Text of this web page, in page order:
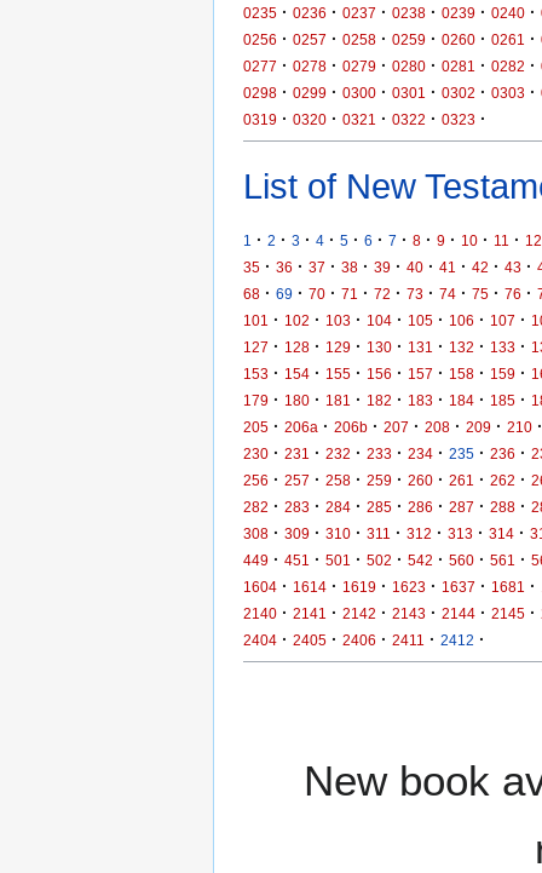
0235 · 0236 · 0237 · 0238 · 0239 · 0240 ·
0256 · 0257 · 0258 · 0259 · 0260 · 0261 ·
0277 · 0278 · 0279 · 0280 · 0281 · 0282 ·
0298 · 0299 · 0300 · 0301 · 0302 · 0303 ·
0319 · 0320 · 0321 · 0322 · 0323 ·
List of New
1 · 2 · 3 · 4 · 5 · 6 · 7 · 8 · 9 · 10 · 11 · 12
35 · 36 · 37 · 38 · 39 · 40 · 41 · 42 · 43 ·
68 · 69 · 70 · 71 · 72 · 73 · 74 · 75 · 76 ·
101
· 102 · 103 · 104 · 105 · 106 · 107 ·
127 · 128 · 129 · 130 · 131 · 132 · 133 ·
153 · 154 · 155 · 156 · 157 · 158 · 159 ·
179 · 180 · 181 · 182 · 183 · 184 · 185 ·
205 · 206a · 206b · 207 · 208 · 209 · 210 ·
230 · 231 · 232 · 233 · 234 · 235 · 236 ·
256 · 257 · 258 · 259 · 260 · 261 · 262 ·
282 · 283 · 284 · 285 · 286 · 287 · 288 ·
308 · 309 · 310 · 311 · 312 · 313 · 314 ·
449 · 451 · 501 · 502 · 542 · 560 · 561 ·
1604 · 1614 · 1619 · 1623 · 1637 · 1681 ·
2140 · 2141 · 2142 · 2143 · 2144 · 2145 ·
2404 · 2405 · 2406 · 2411 · 2412 ·
New book